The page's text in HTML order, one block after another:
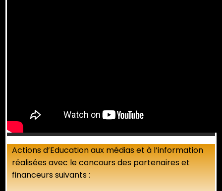
Actions d’Education aux médias et à l’information
réalisées avec le concours des partenaires et
financeurs suivants :